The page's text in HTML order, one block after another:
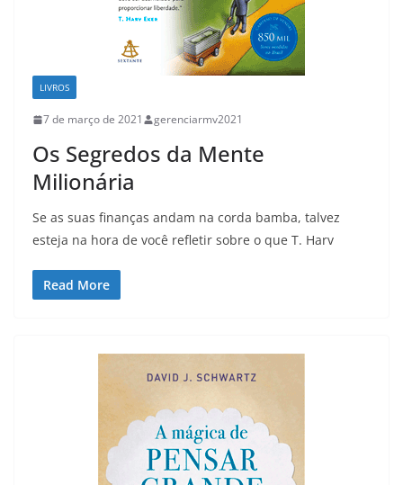
LIVROS
7 de março de 2021 gerenciarmv2021
Os Segredos da Mente
Milionária
Se as suas finanças andam na corda bamba, talvez
esteja na hora de você refletir sobre o que T. Harv
Read More